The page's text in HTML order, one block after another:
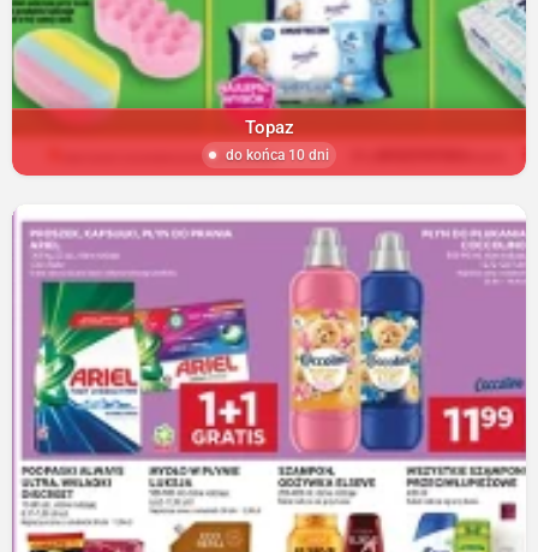
Topaz
do końca 10 dni